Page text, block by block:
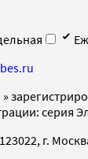
»
серия
г.